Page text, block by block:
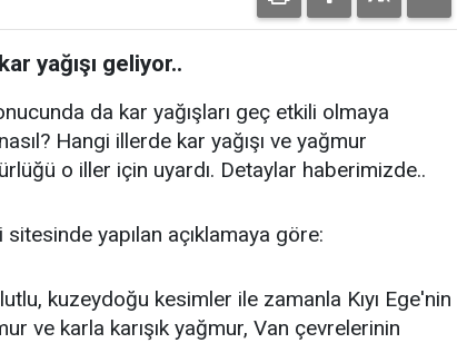
yağışı geliyor..
da kar yağışları geç etkili olmaya
Hangi illerde kar yağışı ve yağmur
o iller için uyardı. Detaylar haberimizde..
yapılan açıklamaya göre:
kuzeydoğu kesimler ile zamanla Kıyı Ege'nin
ve karla karışık yağmur, Van çevrelerinin